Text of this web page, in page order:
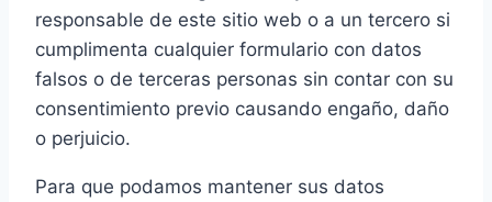
responsable de este sitio web o a un tercero si
cumplimenta cualquier formulario con datos
falsos o de terceras personas sin contar con su
consentimiento previo causando engaño, daño
o perjuicio.
Para que podamos mantener sus datos